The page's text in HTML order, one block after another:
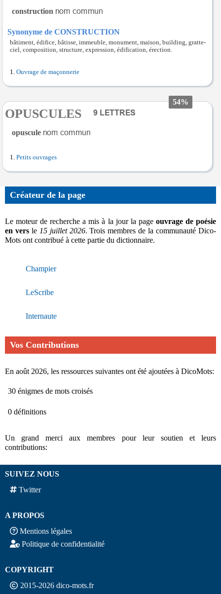
construction
Synonyme de CONSTRUCTION
bâtiment, édifice, bâtisse, immeuble, monument, maison, building, gratte-
ciel, composition, structure, expression, édification, érection.
Ouvrage de maçonnerie
54%
OPUSCULES
opuscule
Petits ouvrages
Créateur de la page
Le moteur de recherche a mis à la jour la page ouvrage de poésie
en versle 15 juillet 2026. Trois membres de la communauté Dico-
Mots ont contribué à cette partie du dictionnaire.
Champier
LeScribe
Internaute
Vos Contributions
En août 2026, les ressources suivantes ont été ajoutées à DicoMots:
30 énigmes de mots croisés
0 définitions
Un grand merci aux membres pour leur soutien et leurs
contributions:
SUIVEZ NOUS
Twitter
A PROPOS
Mentions légales
Politique de confidentialité
COPYRIGHT
2015-2026 dico-mots.fr